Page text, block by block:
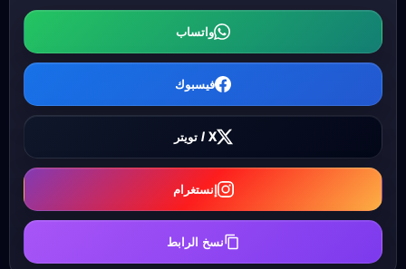
واتساب
فيسبوك
X / تويتر
إنستغرام
نسخ الرابط